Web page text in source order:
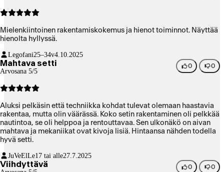
Mielenkiintoinen rakentamiskokemus ja hienot toiminnot. Näyttää
hienolta hyllyssä.
Legofani25–34v4.10.2025
Mahtava setti
Arvosana 5/5
0 0
Aluksi pelkäsin että techniikka kohdat tulevat olemaan haastavia
rakentaa, mutta olin väärässä. Koko setin rakentaminen oli pelkkää
nautintoa, se oli helppoa ja rentouttavaa. Sen ulkonäkö on aivan
mahtava ja mekaniikat ovat kivoja lisiä. Hintaansa nähden todella
hyvä setti.
JuVeElLe17 tai alle27.7.2025
Viihdyttävä 0 0